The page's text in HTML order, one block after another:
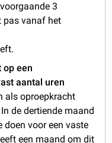
3
pas vanaf het
op een
aantal uren
als oproepkracht
de dertiende maand
doen voor een vaste
een maand om dit